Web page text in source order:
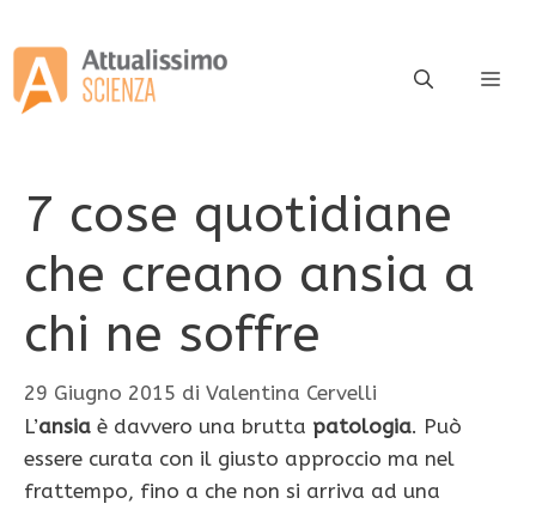
al
contenuto
7 cose quotidiane
che creano ansia a
chi ne soffre
29 Giugno 2015 di Valentina Cervelli
L’ansia è davvero una brutta patologia. Può
essere curata con il giusto approccio ma nel
frattempo, fino a che non si arriva ad una